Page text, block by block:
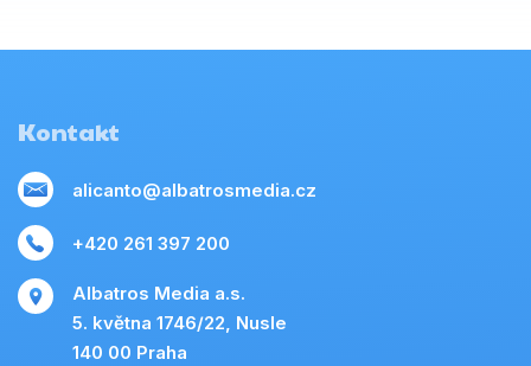
Kontakt
alicanto@albatrosmedia.cz
+420 261 397 200
Albatros Media a.s.
5. května 1746/22, Nusle
140 00 Praha